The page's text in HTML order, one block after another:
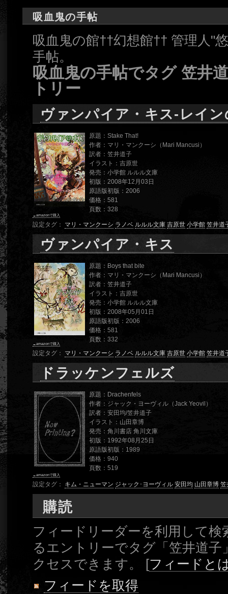
吸血鬼の手帖
吸血鬼の館††幻想館†† 管理人"
手帖。
吸血鬼の手帖でタグ 笠井
トリー
ヴァンパイア・キス-レイン
→amazonで購入
原題：Stake That!
作者：マリ・マンクーシ（Mari Mancusi）
訳者：笠井道子
イラスト：吉原世
発売：小学館 ルルル文庫
初版：2008年12月03日
原語版初版：2006
価格：581
頁数：328
設定タグ： マリ・マンクーシ ラノベ ルルル文庫 吉原世 小学館 笠井道
ヴァンパイア・キス
→amazonで購入
原題：Boys that bite
作者：マリ・マンクーシ（Mari Mancusi）
訳者：笠井道子
イラスト：吉原世
発売：小学館 ルルル文庫
初版：2008年05月01日
原語版初版：2006
価格：581
頁数：332
設定タグ： マリ・マンクーシ ラノベ ルルル文庫 吉原世 小学館 笠井道
ドラッケンフェルズ
→amazonで購入
原題：Drachenfels
作者：ジャック・ヨーヴィル（Jack Yeovil）
訳者：安田均/笠井道子
イラスト：山田章博
発売：角川書店 角川文庫
初版：1992年08月25日
原語版初版：1989
価格：940
頁数：519
設定タグ： キム・ニューマン ジャック･ヨーヴィル 安田均 山田章博 笠
購読
フィードリーダーを利用して
るエントリーでタグ「笠井道
クセスできます。 [フィードと
フィードを取得